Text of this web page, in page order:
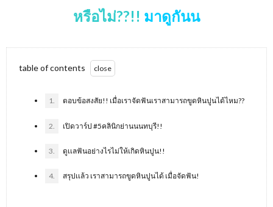
หรือไม่??!! มาดูกันน
table of contents
1. ตอบข้อสงสัย!! เมื่อเราจัดฟันเราสามารถขูดหินปูนได้ไหม??
2. เปิดวาร์ป #5คลินิกย่านนนทบุรี!!
3. ดูเเลฟันอย่างไรไม่ให้เกิดหินปูน!!
4. สรุปเเล้ว เราสามารถขูดหินปูนได้ เมื่อจัดฟัน!